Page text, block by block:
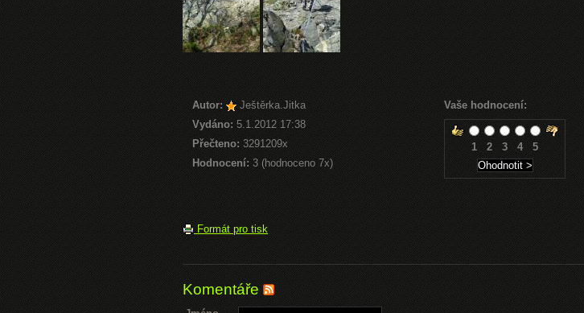
Autor:
Ještěrka.Jitka
Vydáno: 5.1.2012 17:38
Přečteno: 3291209x
Hodnocení: 3 (hodnoceno 7x)
Vaše hodnocení:
1 2 3 4 5
Formát pro tisk
Komentáře